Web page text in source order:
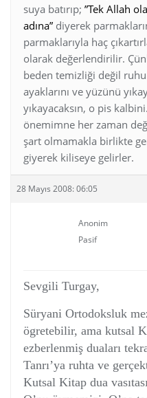
suya batırıp; ”Tek Allah
adına” diyerek
parmaklarıyla haç
olarak değerlendirilir.
beden temizliği değil
ayaklarını ve yüzünü
yıkayacaksın, o pis
önemimne her zaman
şart olmamakla birlikte
giyerek kiliseye gelirler.
28 Mayıs 2008: 06:05
Anonim
Pasif
Sevgili Turgay,
Süryani Ortodoksluk
ögretebilir, ama kutsal
ezberlenmiş duaları
Tanrı’ya ruhta ve
Kutsal Kitap dua